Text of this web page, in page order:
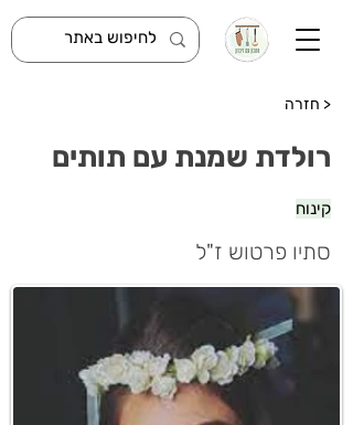
< חזרה
רולדת שמנת עם תותים
קינוח
סתיו פרטוש ז"ל